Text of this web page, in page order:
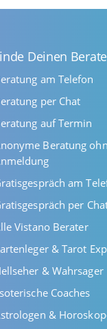
Deinen
am Telefon
per Chat
auf Termin
Beratung
am
per
Vistano Berater
& Tarot
& Wahrsager
Coaches
&